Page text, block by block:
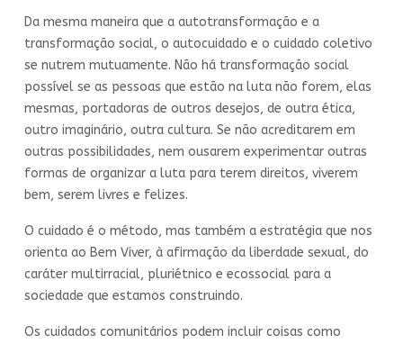
Da mesma maneira que a autotransformação e a
transformação social, o autocuidado e o cuidado coletivo
se nutrem mutuamente. Não há transformação social
possível se as pessoas que estão na luta não forem, elas
mesmas, portadoras de outros desejos, de outra ética,
outro imaginário, outra cultura. Se não acreditarem em
outras possibilidades, nem ousarem experimentar outras
formas de organizar a luta para terem direitos, viverem
bem, serem livres e felizes.
O cuidado é o método, mas também a estratégia que nos
orienta ao Bem Viver, à afirmação da liberdade sexual, do
caráter multirracial, pluriétnico e ecossocial para a
sociedade que estamos construindo.
Os cuidados comunitários podem incluir coisas como